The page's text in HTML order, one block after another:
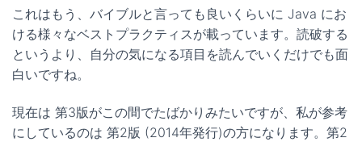
これはもう、バイブルと言っても良いくらいに Java にお
ける様々なベストプラクティスが載っています。読破する
というより、自分の気になる項目を読んでいくだけでも面
白いですね。
現在は 第3版がこの間でたばかりみたいですが、私が参考
にしているのは 第2版 (2014年発行)の方になります。第2